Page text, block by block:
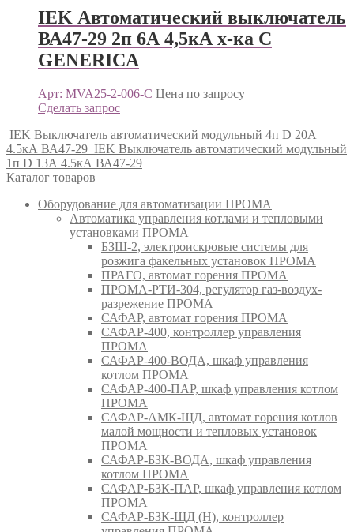
IEK Автоматический выключатель
ВА47-29 2п 6А 4,5кА х-ка С
GENERICА
Арт: MVA25-2-006-C Цена по запросу
Сделать запрос
IEK Выключатель автоматический модульный 4п D 20А
4.5кА ВА47-29 IEK Выключатель автоматический модульный
1п D 13А 4.5кА ВА47-29
Каталог товаров
Оборудование для автоматизации ПРОМА
Автоматика управления котлами и тепловыми
установками ПРОМА
БЗШ-2, электроискровые системы для
розжига факельных установок ПРОМА
ПРАГО, автомат горения ПРОМА
ПРОМА-РТИ-304, регулятор газ-воздух-
разрежение ПРОМА
САФАР, автомат горения ПРОМА
САФАР-400, контроллер управления
ПРОМА
САФАР-400-ВОДА, шкаф управления
котлом ПРОМА
САФАР-400-ПАР, шкаф управления котлом
ПРОМА
САФАР-АМК-ЩД, автомат горения котлов
малой мощности и тепловых установок
ПРОМА
САФАР-БЗК-ВОДА, шкаф управления
котлом ПРОМА
САФАР-БЗК-ПАР, шкаф управления котлом
ПРОМА
САФАР-БЗК-ЩД (Н), контроллер